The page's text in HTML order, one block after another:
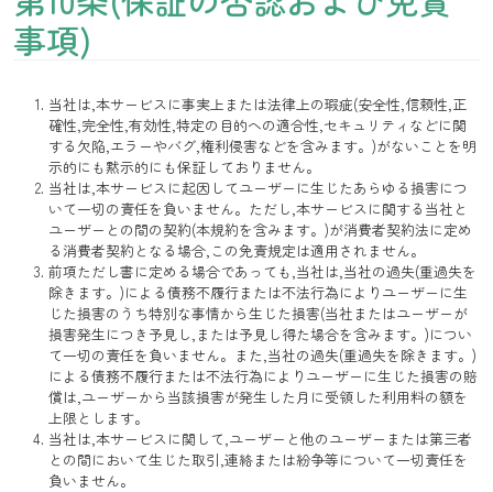
事項)
当社は,本サービスに事実上または法律上の瑕疵(安全性,信頼性,正
確性,完全性,有効性,特定の目的への適合性,セキュリティなどに関
する欠陥,エラーやバグ,権利侵害などを含みます。)がないことを明
示的にも黙示的にも保証しておりません。
当社は,本サービスに起因してユーザーに生じたあらゆる損害につ
いて一切の責任を負いません。ただし,本サービスに関する当社と
ユーザーとの間の契約(本規約を含みます。)が消費者契約法に定め
る消費者契約となる場合,この免責規定は適用されません。
前項ただし書に定める場合であっても,当社は,当社の過失(重過失を
除きます。)による債務不履行または不法行為によりユーザーに生
じた損害のうち特別な事情から生じた損害(当社またはユーザーが
損害発生につき予見し,または予見し得た場合を含みます。)につい
て一切の責任を負いません。また,当社の過失(重過失を除きます。)
による債務不履行または不法行為によりユーザーに生じた損害の賠
償は,ユーザーから当該損害が発生した月に受領した利用料の額を
上限とします。
当社は,本サービスに関して,ユーザーと他のユーザーまたは第三者
との間において生じた取引,連絡または紛争等について一切責任を
負いません。